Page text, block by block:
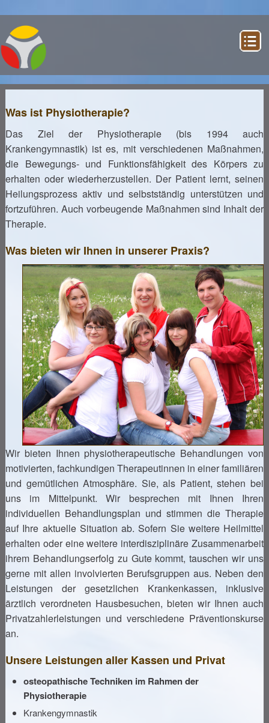
Home
Physiotherapie
Informationen
Team
Ergotherapie
Informationen
Team
Dyskalkulie
Logopädie
Angebote
Kontakt
Öffnungszeiten
Kontakt
Was ist Physiotherapie?
Das Ziel der Physiotherapie (bis 1994 auch
Krankengymnastik) ist es, mit verschiedenen Maßnahmen,
die Bewegungs- und Funktionsfähigkeit des Körpers zu
erhalten oder wiederherzustellen. Der Patient lernt, seinen
Heilungsprozess aktiv und selbstständig unterstützen und
fortzuführen. Auch vorbeugende Maßnahmen sind Inhalt der
Therapie.
Was bieten wir Ihnen in unserer Praxis?
Wir bieten Ihnen physiotherapeutische Behandlungen von
motivierten, fachkundigen Therapeutinnen in einer familiären
und gemütlichen Atmosphäre. Sie, als Patient, stehen bei
uns im Mittelpunkt. Wir besprechen mit Ihnen Ihren
individuellen Behandlungsplan und stimmen die Therapie
auf Ihre aktuelle Situation ab. Sofern Sie weitere Heilmittel
erhalten oder eine weitere interdisziplinäre Zusammenarbeit
ihrem Behandlungserfolg zu Gute kommt, tauschen wir uns
gerne mit allen involvierten Berufsgruppen aus. Neben den
Leistungen der gesetzlichen Krankenkassen, inklusive
ärztlich verordneten Hausbesuchen, bieten wir Ihnen auch
Privatzahlerleistungen und verschiedene Präventionskurse
an.
Unsere Leistungen aller Kassen und Privat
osteopathische Techniken im Rahmen der
Physiotherapie
Krankengymnastik